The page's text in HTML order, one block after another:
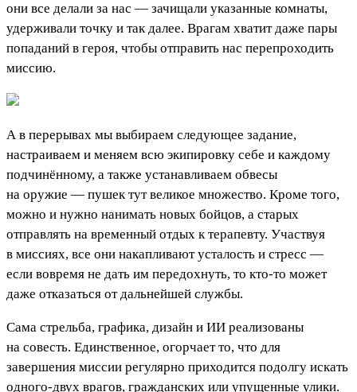
они все делали за нас — зачищали указанные комнаты,
удерживали точку и так далее. Врагам хватит даже пары
попаданий в героя, чтобы отправить нас перепроходить
миссию.
А в перерывах мы выбираем следующее задание,
настраиваем и меняем всю экипировку себе и каждому
подчинённому, а также устанавливаем обвесы
на оружие — пушек тут великое множество. Кроме того,
можно и нужно нанимать новых бойцов, а старых
отправлять на временный отдых к терапевту. Участвуя
в миссиях, все они накапливают усталость и стресс —
если вовремя не дать им передохнуть, то кто-то может
даже отказаться от дальнейшей службы.
Сама стрельба, графика, дизайн и ИИ реализованы
на совесть. Единственное, огорчает то, что для
завершения миссии регулярно приходится подолгу искать
одного-двух врагов, гражданских или упущенные улики.